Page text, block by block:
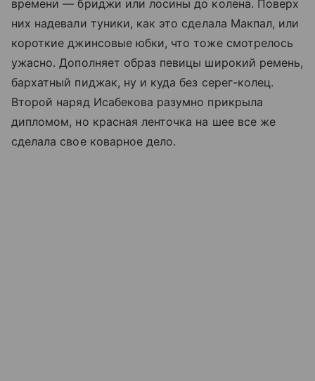
времени — бриджи или лосины до колена. Поверх
них надевали туники, как это сделала Макпал, или
короткие джинсовые юбки, что тоже смотрелось
ужасно. Дополняет образ певицы широкий ремень,
бархатный пиджак, ну и куда без серег-колец.
Второй наряд Исабекова разумно прикрыла
дипломом, но красная ленточка на шее все же
сделала свое коварное дело.